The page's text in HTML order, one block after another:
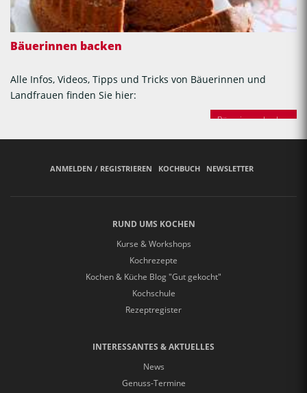
Bäuerinnen backen
Alle Infos, Videos, Tipps und Tricks von Bäuerinnen und
Landfrauen finden Sie hier:
Bäuerinnen backen
ANMELDEN / REGISTRIEREN KOCHBUCH NEWSLETTER
RUND UMS KOCHEN
Kurse & Workshops
Kochrezepte
Kochen & Küche Blog "Gut gekocht"
Kochschule
Rezeptregister
INTERESSANTES & AKTUELLES
News
Genuss-Termine